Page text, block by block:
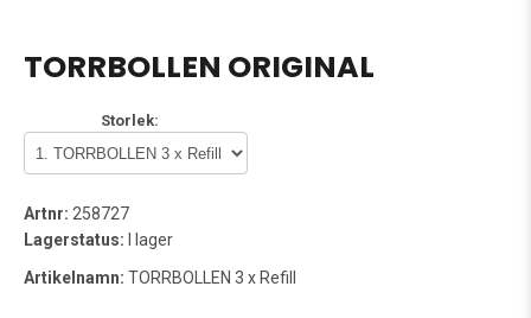
TORRBOLLEN ORIGINAL
Storlek:
Artnr: 258727
Lagerstatus: I lager
Artikelnamn: TORRBOLLEN 3 x Refill